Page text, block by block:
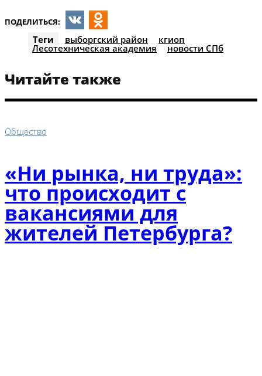
ПОДЕЛИТЬСЯ:
VKOdnoklassniki
Теги выборгский район кгиоп
Лесотехническая академия новости СПб
Читайте также
Общество
«Ни рынка, ни труда»:
что происходит с
вакансиями для
жителей Петербурга?